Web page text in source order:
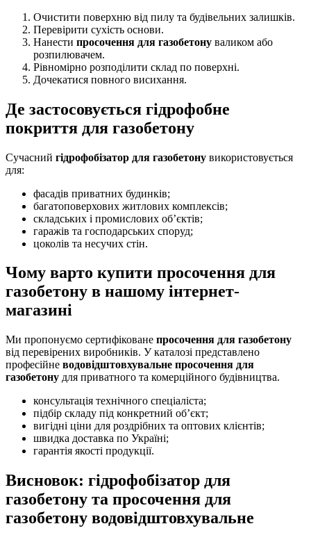
Очистити поверхню від пилу та будівельних залишків.
Перевірити сухість основи.
Нанести просочення для газобетону валиком або
розпилювачем.
Рівномірно розподілити склад по поверхні.
Дочекатися повного висихання.
Де застосовується гідрофобне
покриття для газобетону
Сучасний гідрофобізатор для газобетону використовується
для:
фасадів приватних будинків;
багатоповерхових житлових комплексів;
складських і промислових об’єктів;
гаражів та господарських споруд;
цоколів та несучих стін.
Чому варто купити просочення для
газобетону в нашому інтернет-
магазині
Ми пропонуємо сертифіковане просочення для газобетону
від перевірених виробників. У каталозі представлено
професійне водовідштовхувальне просочення для
газобетону для приватного та комерційного будівництва.
консультація технічного спеціаліста;
підбір складу під конкретний об’єкт;
вигідні ціни для роздрібних та оптових клієнтів;
швидка доставка по Україні;
гарантія якості продукції.
Висновок: гідрофобізатор для
газобетону та просочення для
газобетону водовідштовхувальне